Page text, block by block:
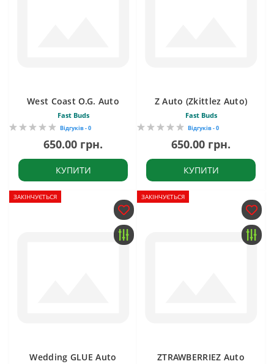
West Coast O.G. Auto
Fast Buds
Відгуків - 0
650.00 грн.
КУПИТИ
Z Auto (Zkittlez Auto)
Fast Buds
Відгуків - 0
650.00 грн.
КУПИТИ
ЗАКІНЧУЄТЬСЯ
Wedding GLUE Auto
ЗАКІНЧУЄТЬСЯ
ZTRAWBERRIEZ Auto